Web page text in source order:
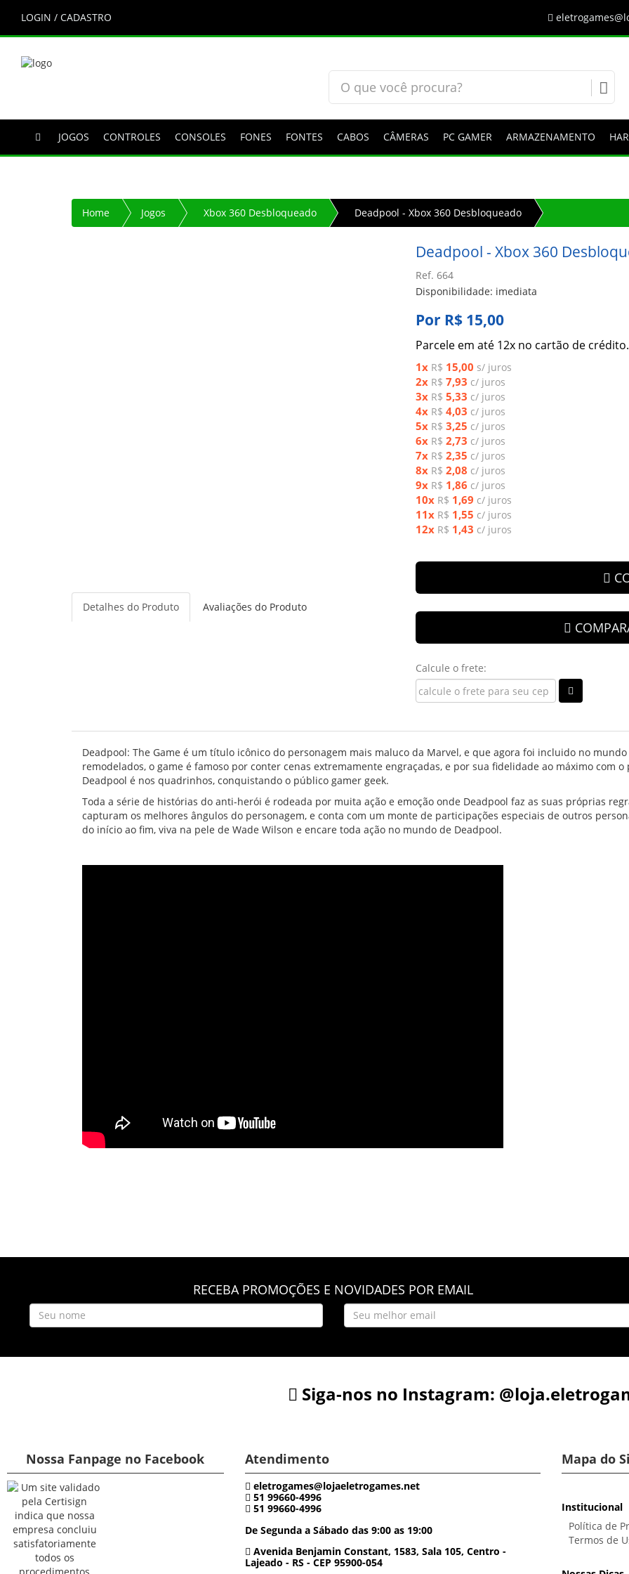
LOGIN / CADASTRO
JOGOS CONTROLES CONSOLES FONES FONTES CABOS CÂMERAS PC GAMER ARMAZENAMENTO
Home Jogos Xbox 360 Desbloqueado Deadpool - Xbox 360 Desbloqueado
Deadpool - Xbox 360
Ref. 664
Disponibilidade: imediata
Por R$ 15,00
Parcele em até 12x no cartão de crédito.
1x R$ 15,00 s/ juros
2x R$ 7,93 c/ juros
3x R$ 5,33 c/ juros
4x R$ 4,03 c/ juros
5x R$ 3,25 c/ juros
6x R$ 2,73 c/ juros
7x R$ 2,35 c/ juros
8x R$ 2,08 c/ juros
9x R$ 1,86 c/ juros
10x R$ 1,69 c/ juros
11x R$ 1,55 c/ juros
12x R$ 1,43 c/ juros
Calcule o frete:
Detalhes do Produto Avaliações do Produto
Deadpool: The Game é um título icônico do personagem mais maluco da Marvel, e que agora foi incluido no
remodelados, o game é famoso por conter cenas extremamente engraçadas, e por sua fidelidade ao máximo com
Deadpool é nos quadrinhos, conquistando o público gamer geek.
Toda a série de histórias do anti-herói é rodeada por muita ação e emoção onde Deadpool faz as suas próprias
capturam os melhores ângulos do personagem, e conta com um monte de participações especiais de outros
do início ao fim, viva na pele de Wade Wilson e encare toda ação no mundo de Deadpool.
RECEBA PROMOÇÕES E NOVIDADES POR EMAIL
Siga-nos no Instagram:
Nossa Fanpage no Facebook Atendimento
eletrogames@lojaeletrogames.net
51 99660-4996
51 99660-4996
De Segunda a Sábado das 9:00 as 19:00
Avenida Benjamin Constant, 1583, Sala 105, Centro -
Lajeado - RS - CEP 95900-054
Mapa do
Institucional
Política de
Termos de